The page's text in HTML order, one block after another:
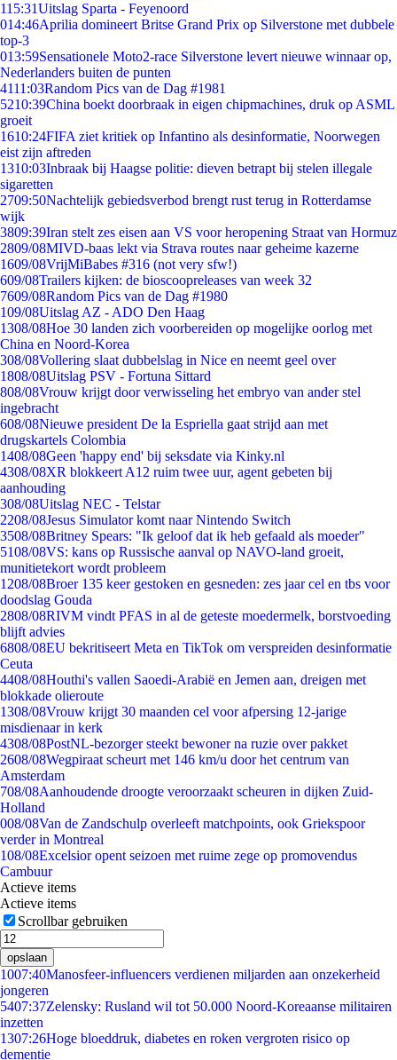
115:31Uitslag Sparta - Feyenoord
014:46Aprilia domineert Britse Grand Prix op Silverstone met dubbele
top-3
013:59Sensationele Moto2-race Silverstone levert nieuwe winnaar op,
Nederlanders buiten de punten
4111:03Random Pics van de Dag #1981
5210:39China boekt doorbraak in eigen chipmachines, druk op ASML
groeit
1610:24FIFA ziet kritiek op Infantino als desinformatie, Noorwegen
eist zijn aftreden
1310:03Inbraak bij Haagse politie: dieven betrapt bij stelen illegale
sigaretten
2709:50Nachtelijk gebiedsverbod brengt rust terug in Rotterdamse
wijk
3809:39Iran stelt zes eisen aan VS voor heropening Straat van Hormuz
2809/08MIVD-baas lekt via Strava routes naar geheime kazerne
1609/08VrijMiBabes #316 (not very sfw!)
609/08Trailers kijken: de bioscoopreleases van week 32
7609/08Random Pics van de Dag #1980
109/08Uitslag AZ - ADO Den Haag
1308/08Hoe 30 landen zich voorbereiden op mogelijke oorlog met
China en Noord-Korea
308/08Vollering slaat dubbelslag in Nice en neemt geel over
1808/08Uitslag PSV - Fortuna Sittard
808/08Vrouw krijgt door verwisseling het embryo van ander stel
ingebracht
608/08Nieuwe president De la Espriella gaat strijd aan met
drugskartels Colombia
1408/08Geen 'happy end' bij seksdate via Kinky.nl
4308/08XR blokkeert A12 ruim twee uur, agent gebeten bij
aanhouding
308/08Uitslag NEC - Telstar
2208/08Jesus Simulator komt naar Nintendo Switch
3508/08Britney Spears: "Ik geloof dat ik heb gefaald als moeder"
5108/08VS: kans op Russische aanval op NAVO-land groeit,
munitietekort wordt probleem
1208/08Broer 135 keer gestoken en gesneden: zes jaar cel en tbs voor
doodslag Gouda
2808/08RIVM vindt PFAS in al de geteste moedermelk, borstvoeding
blijft advies
6808/08EU bekritiseert Meta en TikTok om verspreiden desinformatie
Ceuta
4408/08Houthi's vallen Saoedi-Arabië en Jemen aan, dreigen met
blokkade olieroute
1308/08Vrouw krijgt 30 maanden cel voor afpersing 12-jarige
misdienaar in kerk
4308/08PostNL-bezorger steekt bewoner na ruzie over pakket
2608/08Wegpiraat scheurt met 146 km/u door het centrum van
Amsterdam
708/08Aanhoudende droogte veroorzaakt scheuren in dijken Zuid-
Holland
008/08Van de Zandschulp overleeft matchpoints, ook Griekspoor
verder in Montreal
108/08Excelsior opent seizoen met ruime zege op promovendus
Cambuur
Actieve items
Actieve items
Scrollbar gebruiken
opslaan
1007:40Manosfeer-influencers verdienen miljarden aan onzekerheid
jongeren
5407:37Zelensky: Rusland wil tot 50.000 Noord-Koreaanse militairen
inzetten
1307:26Hoge bloeddruk, diabetes en roken vergroten risico op
dementie